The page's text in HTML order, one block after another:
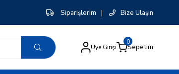
Siparişlerim | Bize Ulaşın
Üye Girişi Sepetim
0